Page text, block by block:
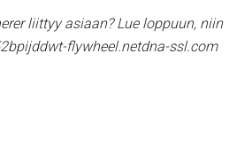
liittyy asiaan? Lue loppuun, niin
flywheel.netdna-ssl.com